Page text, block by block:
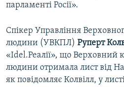
парламенті Росії».
Спікер Управління
людини (УВКПЛ) Руперт
«Idel.Реалії», що Верховний
людини отримала лист від
як повідомляє Колвілл, у